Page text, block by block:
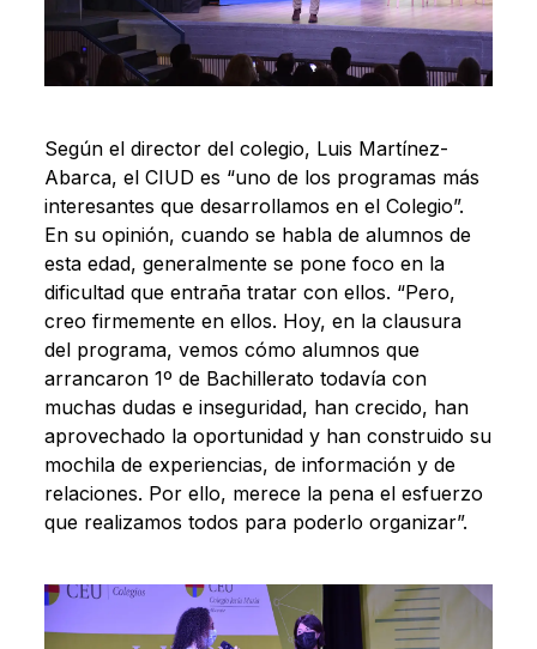
Según el director del colegio, Luis Martínez-
Abarca, el CIUD es “uno de los programas más
interesantes que desarrollamos en el Colegio”.
En su opinión, cuando se habla de alumnos de
esta edad, generalmente se pone foco en la
dificultad que entraña tratar con ellos. “Pero,
creo firmemente en ellos. Hoy, en la clausura
del programa, vemos cómo alumnos que
arrancaron 1º de Bachillerato todavía con
muchas dudas e inseguridad, han crecido, han
aprovechado la oportunidad y han construido su
mochila de experiencias, de información y de
relaciones. Por ello, merece la pena el esfuerzo
que realizamos todos para poderlo organizar”.